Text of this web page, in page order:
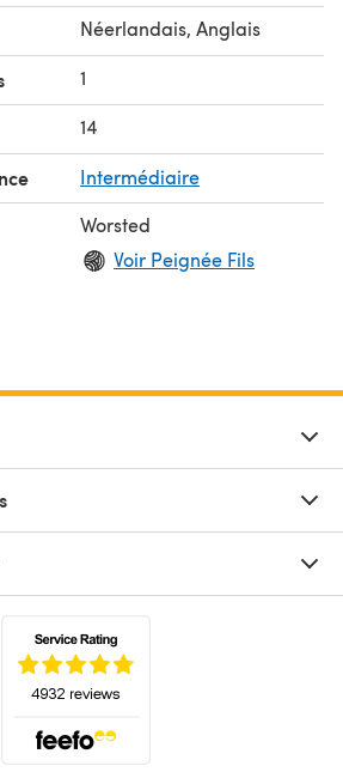
as long as you credit Haak maar
Please do not reproduce the
Néerlandais, Anglais
1
14
Intermédiaire
Worsted
Voir Peignée Fils